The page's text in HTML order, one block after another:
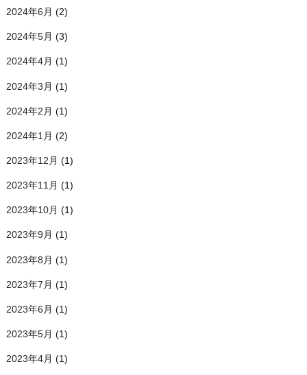
2024年6月 (2)
2024年5月 (3)
2024年4月 (1)
2024年3月 (1)
2024年2月 (1)
2024年1月 (2)
2023年12月 (1)
2023年11月 (1)
2023年10月 (1)
2023年9月 (1)
2023年8月 (1)
2023年7月 (1)
2023年6月 (1)
2023年5月 (1)
2023年4月 (1)